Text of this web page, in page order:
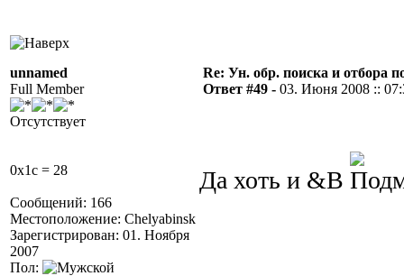
unnamed
Full Member
Отсутствует
0x1c = 28
Сообщений: 166
Местоположение: Chelyabinsk
Зарегистрирован: 01. Ноября
2007
Пол:
Re: Ун. обр. поиска и отбора
Ответ #49 - 03. Июня 2008 ::
Да хоть и &В